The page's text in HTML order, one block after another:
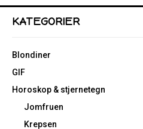
KATEGORIER
Blondiner
GIF
Horoskop & stjernetegn
Jomfruen
Krepsen